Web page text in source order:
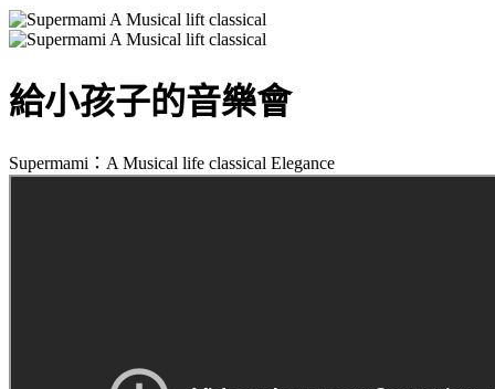
給小孩子的音樂會
Supermami：A Musical life classical Elegance